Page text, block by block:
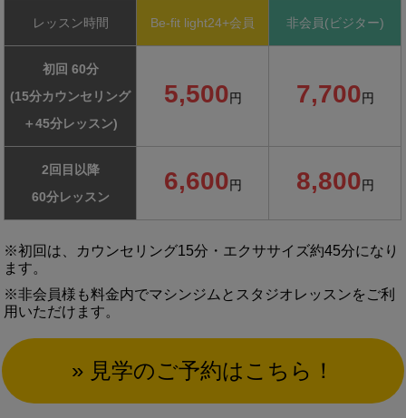
レッスン時間 Be-fit light24+会員 非会員(ビジター)
初回 60分
(15分カウンセリング
＋45分レッスン)
5,500円 7,700円
2回目以降
60分レッスン
6,600円 8,800円
※初回は、カウンセリング15分・エクササイズ約45分になり
ます。
※非会員様も料金内でマシンジムとスタジオレッスンをご利
用いただけます。
» 見学のご予約はこちら！